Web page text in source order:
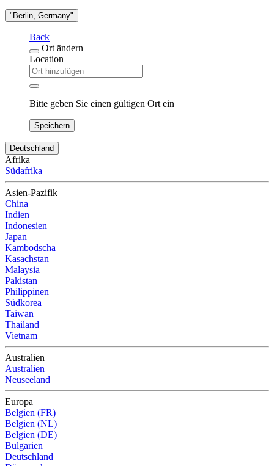
"Berlin, Germany"
Back
Ort ändern
Location
Bitte geben Sie einen gültigen Ort ein
Speichern
Deutschland
Afrika
Südafrika
Asien-Pazifik
China
Indien
Indonesien
Japan
Kambodscha
Kasachstan
Malaysia
Pakistan
Philippinen
Südkorea
Taiwan
Thailand
Vietnam
Australien
Australien
Neuseeland
Europa
Belgien (FR)
Belgien (NL)
Belgien (DE)
Bulgarien
Deutschland